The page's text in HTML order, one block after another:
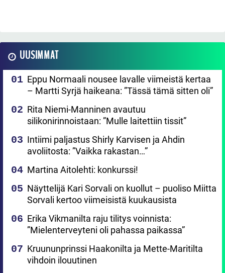
UUSIMMAT
Eppu Normaali nousee lavalle viimeistä kertaa
– Martti Syrjä haikeana: ”Tässä tämä sitten oli”
Rita Niemi-Manninen avautuu
silikonirinnoistaan: ”Mulle laitettiin tissit”
Intiimi paljastus Shirly Karvisen ja Ahdin
avoliitosta: ”Vaikka rakastan…”
Martina Aitolehti: konkurssi!
Näyttelijä Kari Sorvali on kuollut – puoliso Miitta
Sorvali kertoo viimeisistä kuukausista
Erika Vikmanilta raju tilitys voinnista:
”Mielenterveyteni oli pahassa paikassa”
Kruununprinssi Haakonilta ja Mette-Maritilta
vihdoin ilouutinen